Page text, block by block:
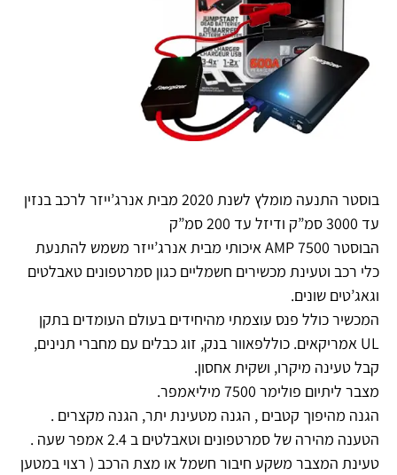
בוסטר התנעה מומלץ לשנת 2020 מבית אנרג’ייזר לרכב בנזין
עד 3000 סמ”ק ודיזל עד 200 סמ”ק
הבוסטר 7500 AMP איכותי מבית אנרג’ייזר משמש להתנעת
כלי רכב וטעינת מכשירים חשמליים כגון סמרטפונים טאבלטים
וגאג’טים שונים.
המכשיר כולל פנס עוצמתי מהיחידים בעולם העומדים בתקן
UL אמריקאים. כוללפאוור בנק, זוג כבלים עם מחברי תנינים,
קבל טעינה מיקרו, ושקית אחסון.
מצבר ליתיום פולימר 7500 מיליאמפר.
הגנה מהיפוך קטבים , הגנה מטעינת יתר, הגנה מקצרים .
הטענה מהירה של סמרטפונים וטאבלטים ב 2.4 אמפר שעה .
טעינת המצבר משקע חיבור חשמל או מצת הרכב ( רצוי במטען